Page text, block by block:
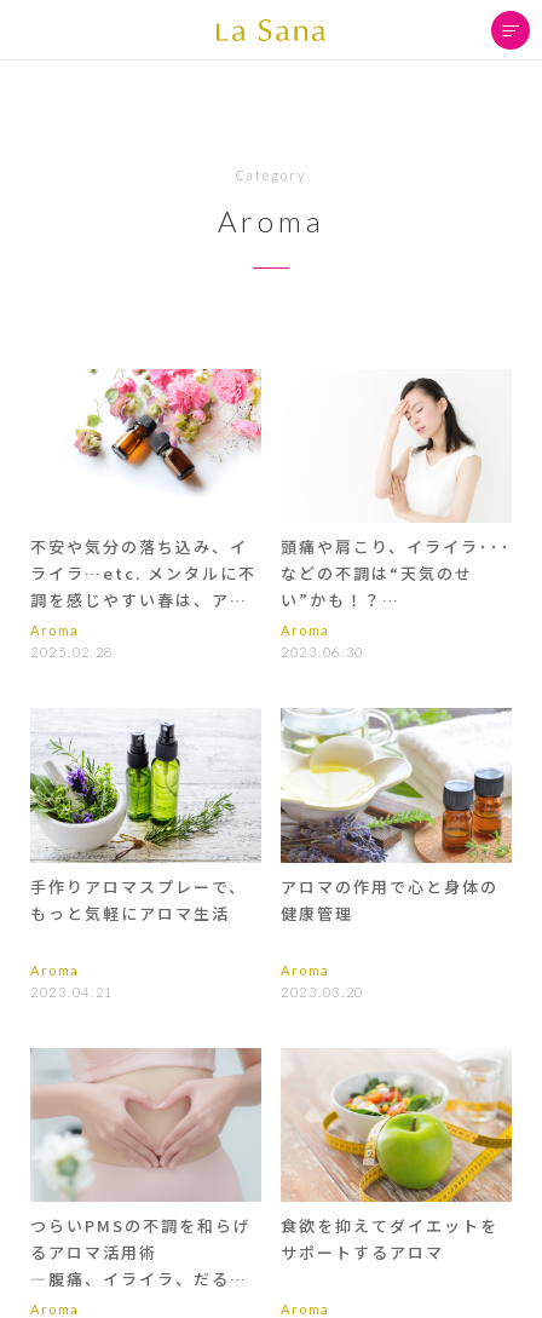
Category
Aroma
不安や気分の落ち込み、イ
ライラ…etc. メンタルに不
調を感じやすい春は、アロ
マで心を穏やかに
Aroma
2025.02.28
頭痛や肩こり、イライラ･･･
などの不調は“天気のせ
い”かも！？
アロマで症状を緩和
Aroma
2023.06.30
手作りアロマスプレーで、
もっと気軽にアロマ生活
Aroma
2023.04.21
アロマの作用で心と身体の
健康管理
Aroma
2023.03.20
つらいPMSの不調を和らげ
るアロマ活用術
―腹痛、イライラ、だるさ
―
Aroma
食欲を抑えてダイエットを
サポートするアロマ
Aroma